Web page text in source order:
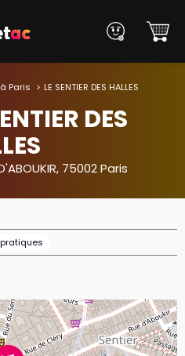
Paris LE SENTIER DES HALLES
DES
75002 Paris